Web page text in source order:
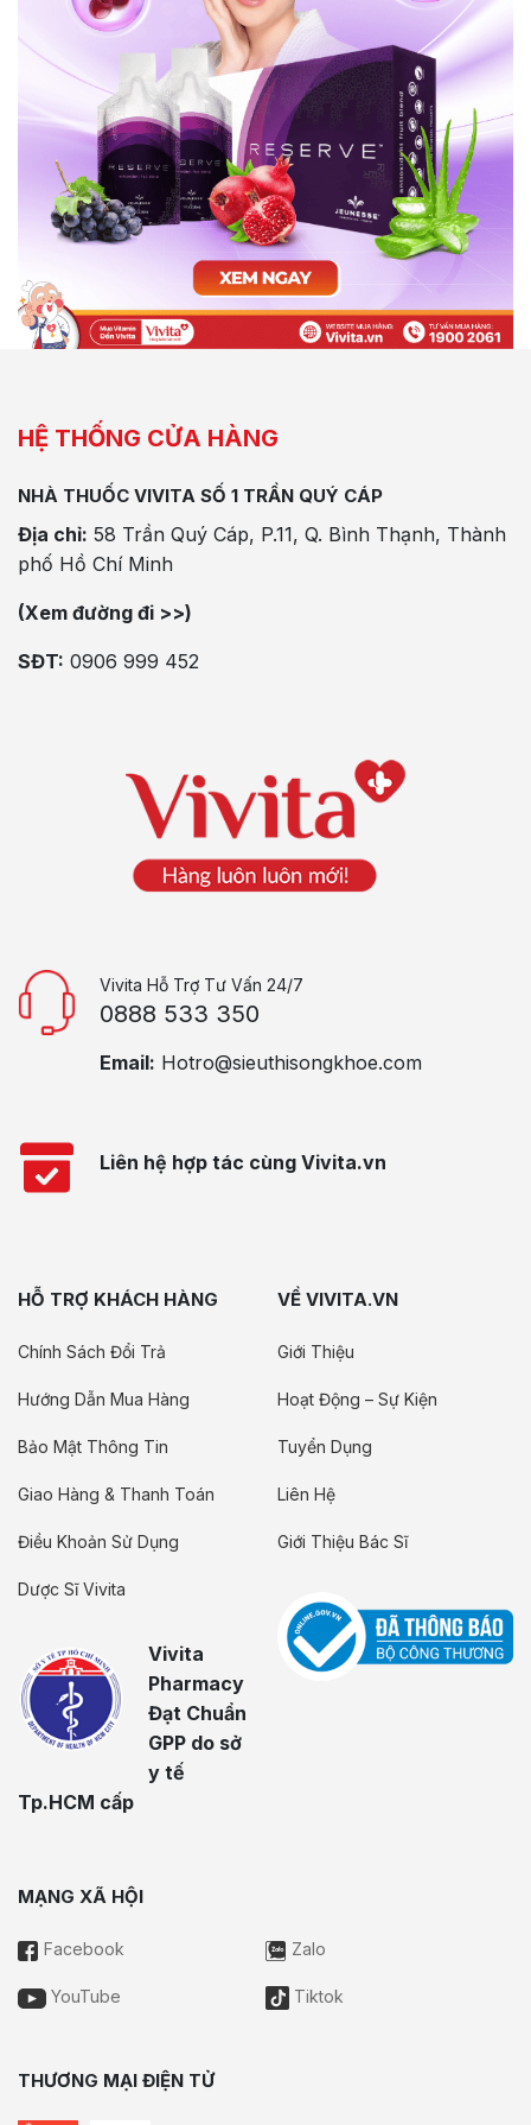
HỆ THỐNG CỬA HÀNG
NHÀ THUỐC VIVITA SỐ 1 TRẦN QUÝ CÁP
Địa chỉ: 58 Trần Quý Cáp, P.11, Q. Bình Thạnh, Thành
phố Hồ Chí Minh
(Xem đường đi >>)
SĐT: 0906 999 452
Vivita Hỗ Trợ Tư Vấn 24/7
0888 533 350
Email: Hotro@sieuthisongkhoe.com
Liên hệ hợp tác cùng Vivita.vn
HỖ TRỢ KHÁCH HÀNG
Chính Sách Đổi Trả
Hướng Dẫn Mua Hàng
Bảo Mật Thông Tin
Giao Hàng & Thanh Toán
Điều Khoản Sử Dụng
Dược Sĩ Vivita
Vivita
Pharmacy
Đạt Chuẩn
GPP do sở
y tế
Tp.HCM cấp
VỀ VIVITA.VN
Giới Thiệu
Hoạt Động – Sự Kiện
Tuyển Dụng
Liên Hệ
Giới Thiệu Bác Sĩ
MẠNG XÃ HỘI
Facebook Zalo
YouTube Tiktok
THƯƠNG MẠI ĐIỆN TỬ